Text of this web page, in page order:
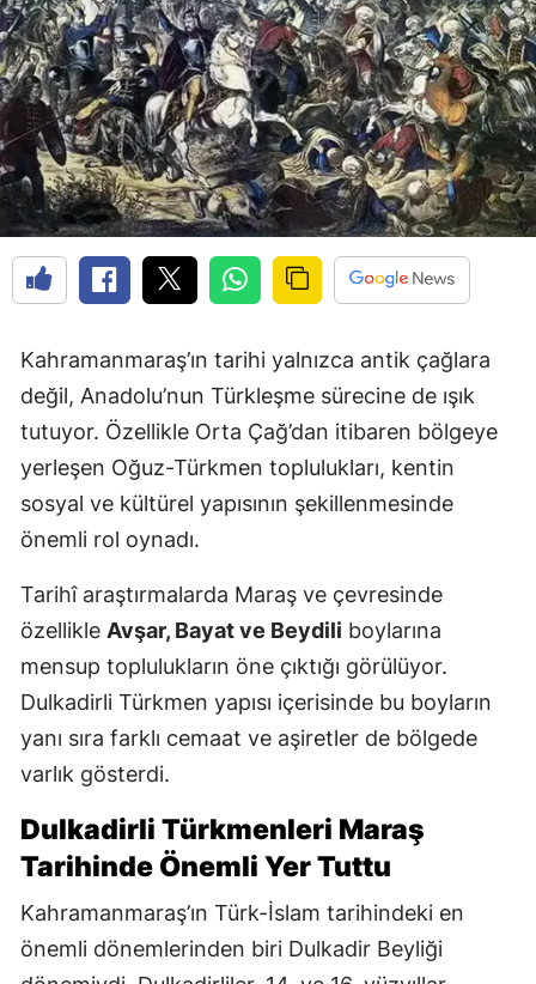
Kahramanmaraş’ın tarihi yalnızca antik çağlara
değil, Anadolu’nun Türkleşme sürecine de ışık
tutuyor. Özellikle Orta Çağ’dan itibaren bölgeye
yerleşen Oğuz-Türkmen toplulukları, kentin
sosyal ve kültürel yapısının şekillenmesinde
önemli rol oynadı.
Tarihî araştırmalarda Maraş ve çevresinde
özellikle Avşar, Bayat ve Beydili boylarına
mensup toplulukların öne çıktığı görülüyor.
Dulkadirli Türkmen yapısı içerisinde bu boyların
yanı sıra farklı cemaat ve aşiretler de bölgede
varlık gösterdi.
Dulkadirli Türkmenleri Maraş
Tarihinde Önemli Yer Tuttu
Kahramanmaraş’ın Türk-İslam tarihindeki en
önemli dönemlerinden biri Dulkadir Beyliği